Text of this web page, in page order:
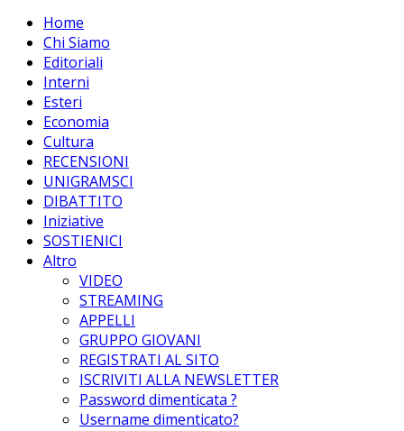
Home
Chi Siamo
Editoriali
Interni
Esteri
Economia
Cultura
RECENSIONI
UNIGRAMSCI
DIBATTITO
Iniziative
SOSTIENICI
Altro
VIDEO
STREAMING
APPELLI
GRUPPO GIOVANI
REGISTRATI AL SITO
ISCRIVITI ALLA NEWSLETTER
Password dimenticata ?
Username dimenticato?